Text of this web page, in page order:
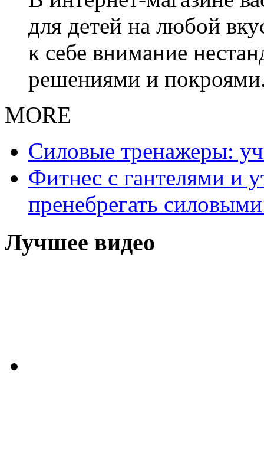
для детей на любой
к себе внимание
решениями и
MORE
Силовые тренажеры:
Фитнес с гантелями и
пренебрегать
Лучшее видео